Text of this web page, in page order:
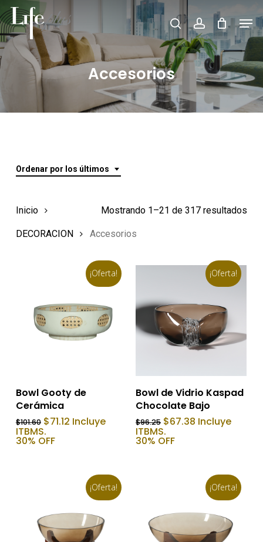
Skip
to
main
content
Búsqueda
de
productos
searchaccount
Accesorios
Ordenar por los últimos
Mostrando 1–21 de 317 resultados
Inicio
DECORACION Accesorios
¡Oferta!
Añadir Al Carrito
Bowl Gooty de
Cerámica
$101.60 El
precio
original
$71.12El
precio
Incluye
ITBMS.
30% OFF
¡Oferta!
Añadir Al Carrito
Bowl de Vidrio Kaspad
Chocolate Bajo
$96.25 El
precio
original
$67.38 El
precio
Incluye
ITBMS.
30% OFF
¡Oferta! ¡Oferta!
Close
Menu